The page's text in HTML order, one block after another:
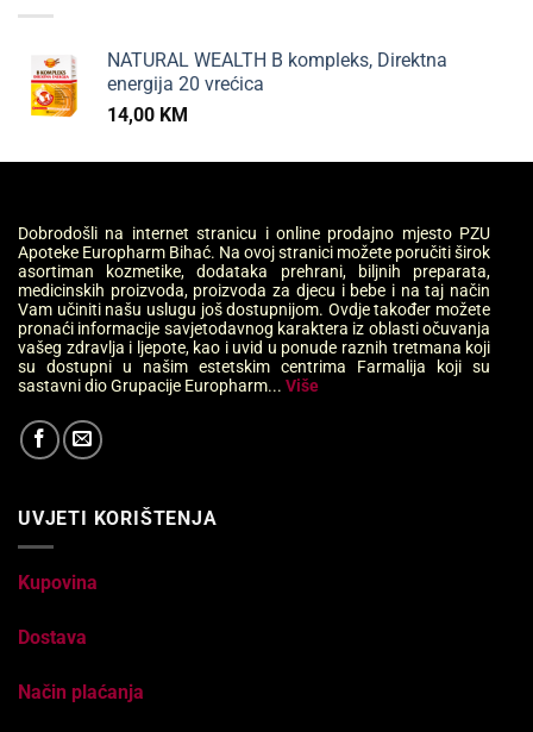
NATURAL WEALTH B kompleks, Direktna
energija 20 vrećica
14,00 KM
Dobrodošli na internet stranicu i online prodajno mjesto PZU
Apoteke Europharm Bihać. Na ovoj stranici možete poručiti širok
asortiman kozmetike, dodataka prehrani, biljnih preparata,
medicinskih proizvoda, proizvoda za djecu i bebe i na taj način
Vam učiniti našu uslugu još dostupnijom. Ovdje također možete
pronaći informacije savjetodavnog karaktera iz oblasti očuvanja
vašeg zdravlja i ljepote, kao i uvid u ponude raznih tretmana koji
su dostupni u našim estetskim centrima Farmalija koji su
sastavni dio Grupacije Europharm... Više
UVJETI KORIŠTENJA
Kupovina
Dostava
Način plaćanja